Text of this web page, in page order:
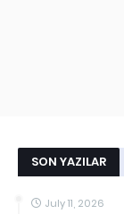
SON YAZILAR
July 11, 2026